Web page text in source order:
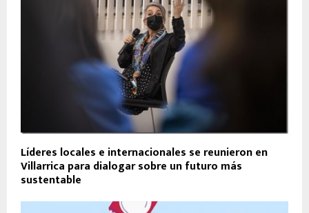
Líderes locales e internacionales se reunieron en
Villarrica para dialogar sobre un futuro más
sustentable